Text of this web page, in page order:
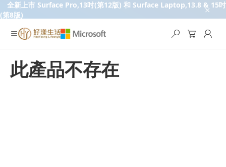
全新上市 Surface Pro,13吋(第12版) 和 Surface Laptop,13.8 & 15吋
(第8版)
此產品不存在